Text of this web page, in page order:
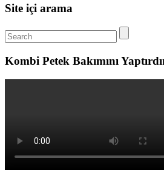
Site içi arama
Kombi Petek Bakımını